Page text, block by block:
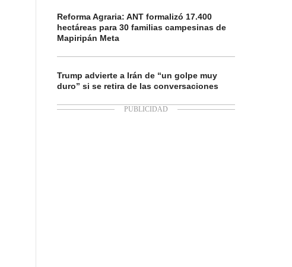
Reforma Agraria: ANT formalizó 17.400
hectáreas para 30 familias campesinas de
Mapiripán Meta
Trump advierte a Irán de “un golpe muy
duro” si se retira de las conversaciones